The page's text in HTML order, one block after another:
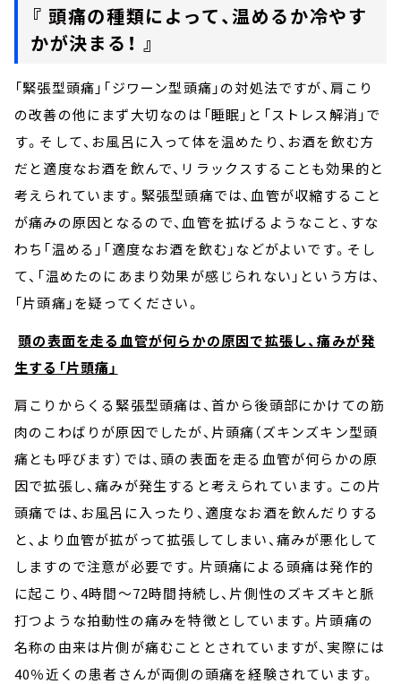
『 頭痛の種類によって、温めるか冷やす
かが決まる！ 』
「緊張型頭痛」「ジワーン型頭痛」の対処法ですが、肩こり
の改善の他にまず大切なのは「睡眠」と「ストレス解消」で
す。そして、お風呂に入って体を温めたり、お酒を飲む方
だと適度なお酒を飲んで、リラックスすることも効果的と
考えられています。緊張型頭痛では、血管が収縮すること
が痛みの原因となるので、血管を拡げるようなこと、すな
わち「温める」「適度なお酒を飲む」などがよいです。そし
て、「温めたのにあまり効果が感じられない」という方は、
「片頭痛」を疑ってください。
頭の表面を走る血管が何らかの原因で拡張し、痛みが発
生する「片頭痛」
肩こりからくる緊張型頭痛は、首から後頭部にかけての筋
肉のこわばりが原因でしたが、片頭痛（ズキンズキン型頭
痛とも呼びます）では、頭の表面を走る血管が何らかの原
因で拡張し、痛みが発生すると考えられています。この片
頭痛では、お風呂に入ったり、適度なお酒を飲んだりする
と、より血管が拡がって拡張してしまい、痛みが悪化して
しますので注意が必要です。片頭痛による頭痛は発作的
に起こり、4時間～72時間持続し、片側性のズキズキと脈
打つような拍動性の痛みを特徴としています。片頭痛の
名称の由来は片側が痛むこととされていますが、実際には
40％近くの患者さんが両側の頭痛を経験されています。